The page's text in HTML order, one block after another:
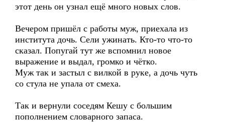
этот день он узнал ещё много новых слов.
Вечером пришёл с работы муж, приехала из
института дочь. Сели ужинать. Кто-то что-то
сказал. Попугай тут же вспомнил новое
выражение и выдал, громко и чётко.
Муж так и застыл с вилкой в руке, а дочь чуть
со стула не упала от смеха.
Так и вернули соседям Кешу с большим
пополнением словарного запаса.